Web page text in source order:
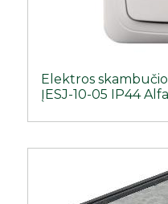
Elektros
ĮESJ-10-05 IP44